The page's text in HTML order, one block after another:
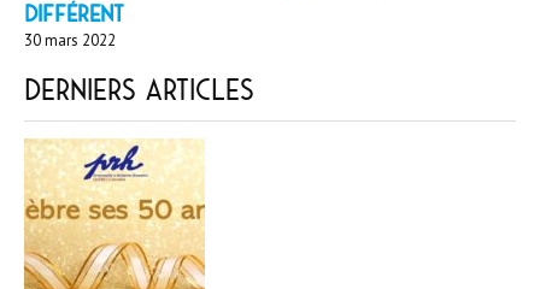
différent
30 mars 2022
Derniers articles